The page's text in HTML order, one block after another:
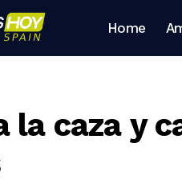
Home
la caza y